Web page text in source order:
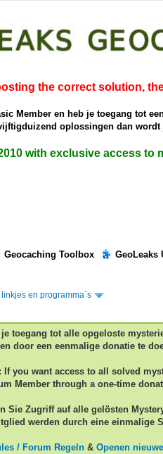
the correct solution,
Member en heb je toegang tot
oplossingen dan
with exclusive access
Geocaching Toolbox GeoLeaks
en programma´s
je toegang tot alle opgeloste
door een eenmalige donatie te
If you want access to all solved
Member through a one-time
Sie Zugriff auf alle gelösten
werden durch eine einmalige
/ Forum Regeln& Openen